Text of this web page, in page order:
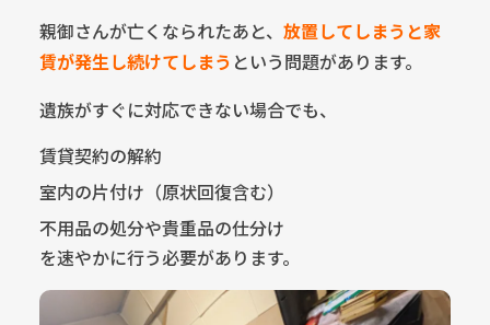
親御さんが亡くなられたあと、 放置してしまうと家
賃が発生し続けてしまう という問題があります。
遺族がすぐに対応できない場合でも、
賃貸契約の解約
室内の片付け（原状回復含む）
不用品の処分や貴重品の仕分け
を速やかに行う必要があります。